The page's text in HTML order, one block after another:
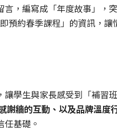
言，編寫成「年度故事」，
預約春季課程」的資訊，
學生與家長感受到「補習
謝牆的互動、以及品牌溫度
基礎。